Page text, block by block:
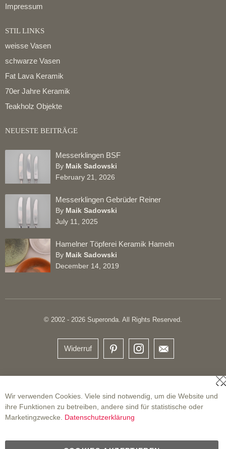
Impressum
STIL LINKS
weisse Vasen
schwarze Vasen
Fat Lava Keramik
70er Jahre Keramik
Teakholz Objekte
NEUESTE BEITRÄGE
Messerklingen BSF
By Maik Sadowski
February 21, 2026
Messerklingen Gebrüder Reiner
By Maik Sadowski
July 11, 2025
Hamelner Töpferei Keramik Hameln
By Maik Sadowski
December 14, 2019
© 2002 - 2026 Superonda. All Rights Reserved.
Widerruf
Wir verwenden Cookies. Viele sind notwendig, um die Website und
ihre Funktionen zu betreiben, andere sind für statistische oder
Marketingzwecke. Datenschutzerklärung